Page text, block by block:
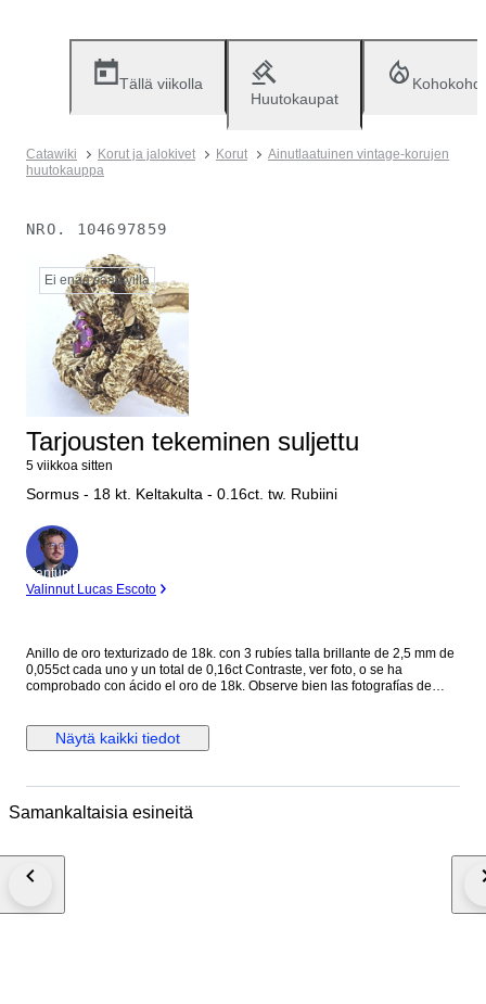
Tällä viikolla
Huutokaupat
Catawiki Korut ja jalokivet Korut
Ainutlaatuinen vintage-korujen
huutokauppa
NRO. 104697859
Ei enää saatavilla
Tarjousten tekeminen suljettu
5 viikkoa sitten
Sormus - 18 kt. Keltakulta - 0.16ct. tw. Rubiini
asiantuntija
Valinnut Lucas Escoto
Anillo de oro texturizado de 18k. con 3 rubíes talla brillante de 2,5 mm de
0,055ct cada uno y un total de 0,16ct Contraste, ver foto, o se ha
comprobado con ácido el oro de 18k. Observe bien las fotografías de
el ID o DNI para la documentación de aduana y si hubiera gastos serán
por cuenta del comprador Los envíos a islas, pueden tener incremento
el mundo a través de mensajería internacional DHL, UPS.... , con
Näytä kaikki tiedot
Samankaltaisia esineitä